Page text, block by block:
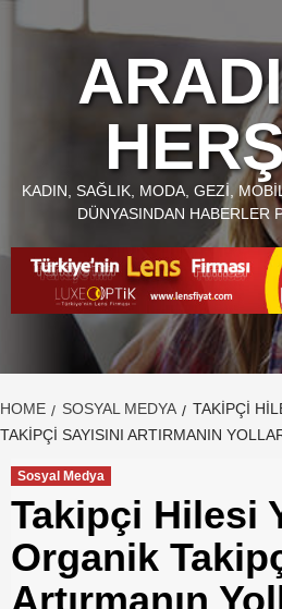
KADIN, SAĞLIK, MODA, GEZI,
DÜNYASINDAN HABERLER
HOME SOSYAL MEDYA
TAKIPÇI
TAKIPÇI SAYISINI ARTIRMANIN
Sosyal Medya
Takipçi Hilesi
Organik
Artırmanın